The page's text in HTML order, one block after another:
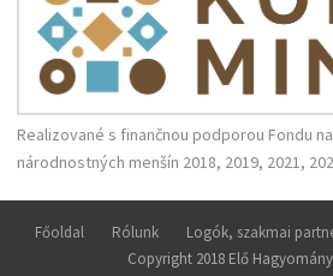
Realizované s finančnou podporou Fondu
národnostných menšín 2018, 2019, 2021,
Főoldal Rólunk Logók, szakmai
Copyright 2018 Elő